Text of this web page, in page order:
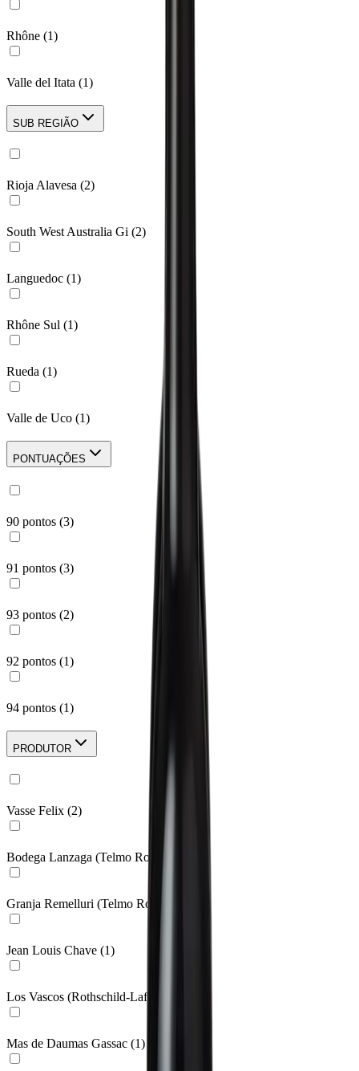
Rhône (1)
Valle del Itata (1)
SUB REGIÃO
Rioja Alavesa (2)
South West Australia Gi (2)
Languedoc (1)
Rhône Sul (1)
Rueda (1)
Valle de Uco (1)
PONTUAÇÕES
90 pontos (3)
91 pontos (3)
93 pontos (2)
92 pontos (1)
94 pontos (1)
PRODUTOR
Vasse Felix (2)
Bodega Lanzaga (Telmo Rodriguez)
Granja Remelluri (Telmo Rodríguez)
Jean Louis Chave (1)
Los Vascos (Rothschild-Lafite)
Mas de Daumas Gassac (1)